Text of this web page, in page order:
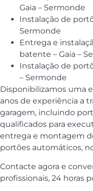
Gaia – Sermonde
Instalação de
Sermonde
Entrega e
batente – Gaia –
Instalação de
– Sermonde
Disponibilizamos uma
anos de experiência a
garagem, incluindo
qualificados para
entrega e montagem
portões automáticos,
Contacte agora e
profissionais, 24 horas